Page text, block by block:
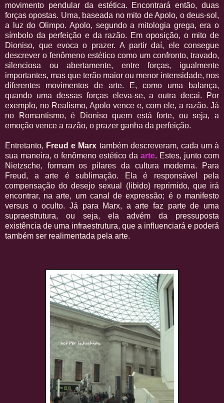
movimento pendular da estética. Encontrará então, duas
forças opostas. Uma, baseada no mito de Apolo, o deus-sol,
a luz do Olimpo. Apolo, segundo a mitologia grega, era o
símbolo da perfeição e da razão. Em oposição, o mito de
Dioniso, que evoca o prazer. A partir daí, ele consegue
descrever o fenômeno estético como um confronto, travado,
silenciosa ou abertamente, entre forças, igualmente
importantes, mas que terão maior ou menor intensidade, nos
diferentes movimentos de arte. E, como uma balança,
quando uma dessas forças eleva-se, a outra decai. Por
exemplo, no Realismo, Apolo vence e, com ele, a razão. Já
no Romantismo, é Dioniso quem está forte, ou seja, a
emoção vence a razão, o prazer ganha da perfeição.
Entretanto, Freud e Marx também descreveram, cada um à
sua maneira, o fenômeno estético da arte. Estes, junto com
Nietzsche, formam os pilares da cultura moderna. Para
Freud, a arte é sublimação. Ela é responsável pela
compensação do desejo sexual (libido) reprimido, que irá
encontrar, na arte, um canal de expressão; é o manifesto
versus o oculto. Já para Marx, a arte faz parte de uma
supraestrutura, ou seja, ela advém da pressuposta
existência de uma infraestrutura, que a influenciará e poderá
também ser realimentada pela arte.